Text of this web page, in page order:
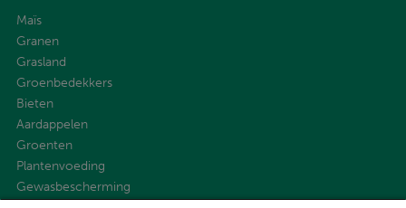
Maïs
Granen
Grasland
Groenbedekkers
Bieten
Aardappelen
Groenten
Plantenvoeding
Gewasbescherming